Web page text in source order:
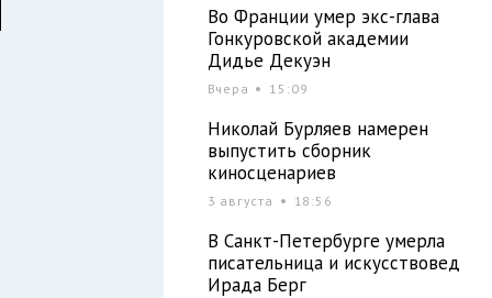
Во Франции умер экс-глава
Гонкуровской академии
Дидье Декуэн
Вчера 15:09
Николай Бурляев намерен
выпустить сборник
киносценариев
3 августа 18:56
В Санкт-Петербурге умерла
писательница и искусствовед
Ирада Берг